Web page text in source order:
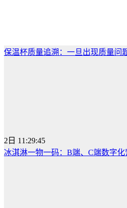
保温杯质量追溯：一旦出现质量问
2日 11:29:45
冰淇淋一物一码：B端、C端数字化